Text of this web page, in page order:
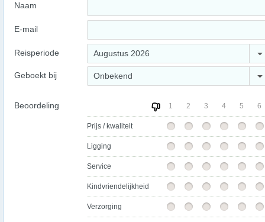
Naam
E-mail
Reisperiode Augustus 2026
Geboekt bij Onbekend
Beoordeling 1 2 3 4 5 6
Prijs / kwaliteit
Ligging
Service
Kindvriendelijkheid
Verzorging